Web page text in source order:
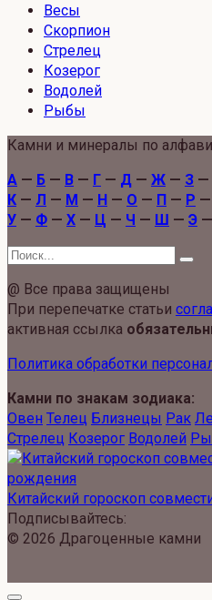
Весы
Скорпион
Стрелец
Козерог
Водолей
Рыбы
Камни и минералы по
А — Б — В — Г — Д — Ж — З —
К — Л — М — Н — О — П — Р —
У — Ф — Х — Ц — Ч — Ш — Э —
Search
@ Все права защищены
При перепечатке статьи
активная ссылка
Политика обработки
Камни по знакам зодиака:
Овен Телец Близнецы Рак
Стрелец Козерог Водолей
Китайский гороскоп
Подписывайтесь:
© 2026 Драгоценные камни